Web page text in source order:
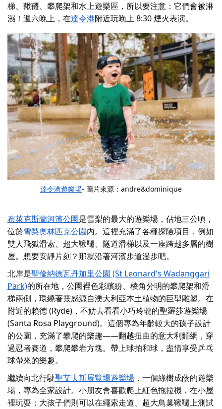
梯、鞦韆、攀爬架和水上遊樂區，所以要注意：它們會被淋
濕！週六晚上，在達令港附近玩晚上 8:30 煙火表演。
達令港遊樂場- 圖片來源：andre&dominique
布萊克斯蘭河濱公園是雪梨的最大的遊樂場，佔地三公頃，
位於雪梨奧林匹克公園內。這裡充滿了各種探險項目，例如
雙人飛狐滑索、超大鞦韆、隧道滑梯以及一座跨越多層的樹
屋。想要安靜片刻？那就沿著河濱步道漫步吧。
北岸是聖倫納德瓦丹加里公園 (St Leonard's Wadanggari
Park)的所在地 ，公園裡色彩繽紛、棱角分明的攀爬架和滑
梯兩側，環繞著靈感源自澳大利亞本土植物的巨型雕塑。在
附近的賴德 (Ryde)，不妨去看看小巧玲瓏的聖羅莎遊樂場
(Santa Rosa Playground)。這個專為年齡較大的孩子設計
的公園，充滿了攀爬的樂趣——翻越扭曲的意大利麵網，穿
過忍者賽道，攀爬攀岩方塊。帶上球拍和球，盡情享受乒乓
球帶來的樂趣。
繼續向北行駛聖艾夫斯展覽場遊樂場 ，一個綠樹成蔭的遊樂
場，專為全家設計。小朋友會喜歡爬上紅色拖拉機，在小屋
裡玩耍；大孩子們則可以在繩索走道、超大鳥巢鞦韆上測試